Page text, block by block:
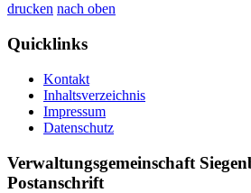
drucken nach oben
Quicklinks
Kontakt
Inhaltsverzeichnis
Impressum
Datenschutz
Verwaltungsgemeinschaft
Postanschrift